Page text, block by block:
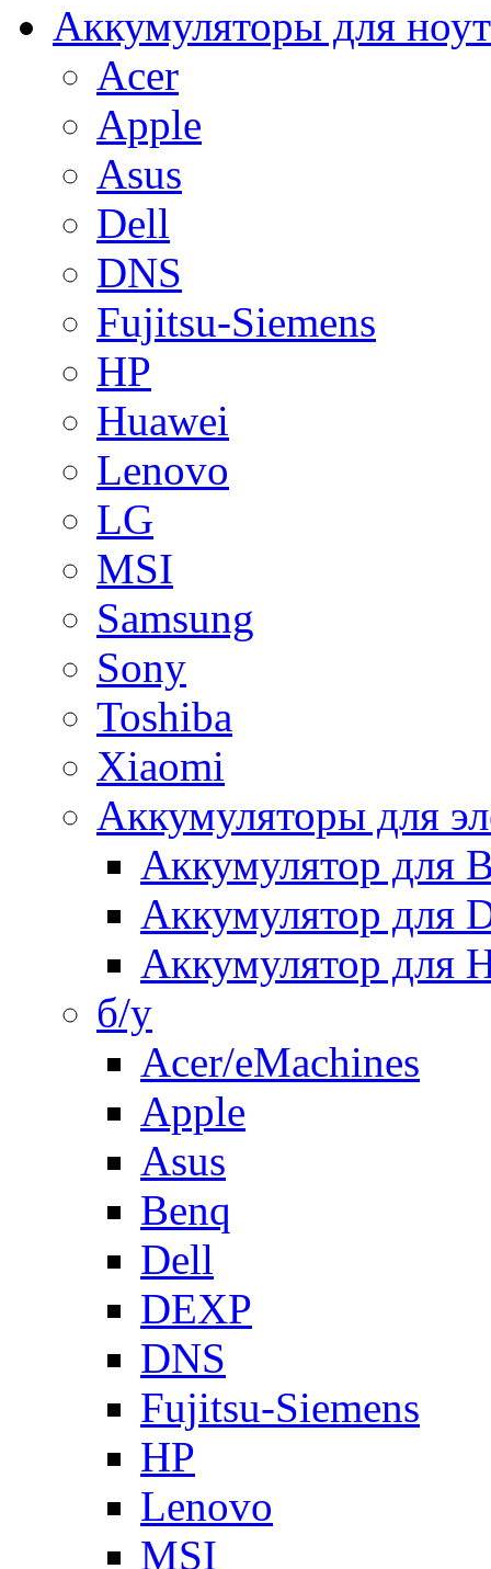
Аккумуляторы для
Acer
Apple
Asus
Dell
DNS
Fujitsu-Siemens
HP
Huawei
Lenovo
LG
MSI
Samsung
Sony
Toshiba
Xiaomi
Аккумуляторы для
Аккумулятор для
Аккумулятор для
Аккумулятор для
б/у
Acer/eMachines
Apple
Asus
Benq
Dell
DEXP
DNS
Fujitsu-Siemens
HP
Lenovo
MSI